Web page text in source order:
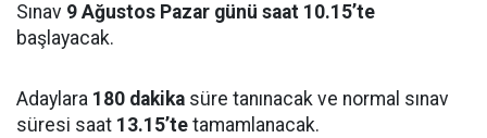
Sınav 9 Ağustos Pazar günü saat 10.15’te
başlayacak.
Adaylara 180 dakika süre tanınacak ve normal sınav
süresi saat 13.15’te tamamlanacak.